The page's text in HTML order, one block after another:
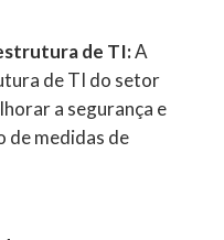
de TI:A
de TI do setor
a segurança e
de medidas de